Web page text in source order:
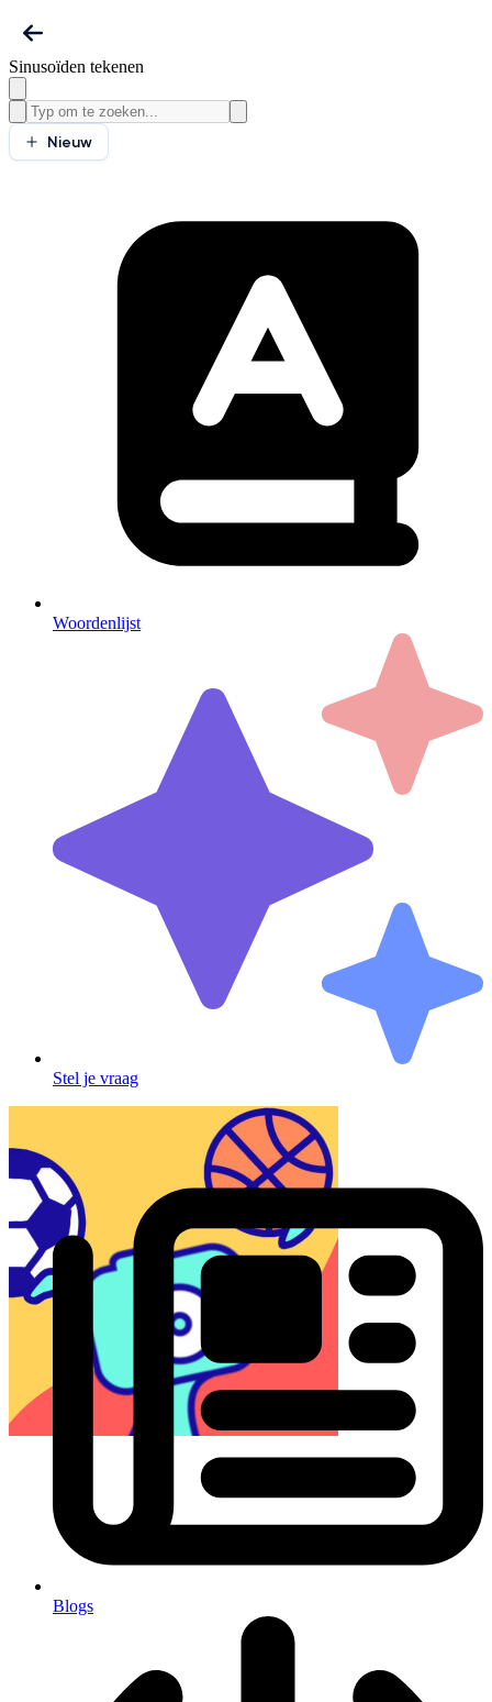
Sinusoïden tekenen
Nieuw
Woordenlijst
Stel je vraag
Blogs